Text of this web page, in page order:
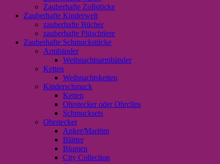
Zauberhafte Zollstöcke
Zauberhafte Kinderwelt
zauberhafte Bücher
zauberhafte Plüschtiere
Zauberhafte Schmuckstücke
Armbänder
Weihnachtsarmbänder
Ketten
Weihnachtsketten
Kinderschmuck
Ketten
Ohrstecker oder Ohrclips
Schmucksets
Ohrstecker
Anker/Maritim
Blätter
Blumen
City Collection